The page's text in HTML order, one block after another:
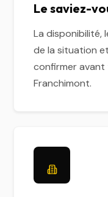
Le saviez-
La disponibilité,
de la situation
confirmer
Franchimont.